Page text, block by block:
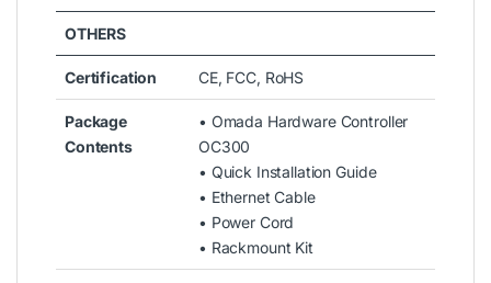
OTHERS
Certification CE, FCC, RoHS
Package
Contents
• Omada Hardware Controller
OC300
• Quick Installation Guide
• Ethernet Cable
• Power Cord
• Rackmount Kit